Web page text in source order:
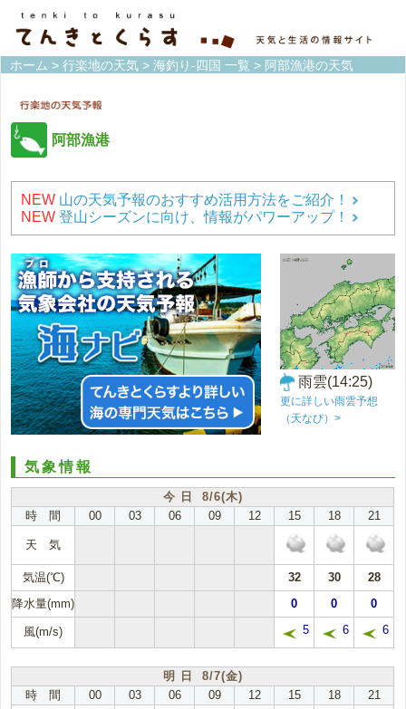
ホーム > 行楽地の天気 > 海釣り-四国 一覧 > 阿部漁港の天気
阿部漁港
NEW 山の天気予報のおすすめ活用方法をご紹介！
NEW 登山シーズンに向け、情報がパワーアップ！
雨雲(14:25)
更に詳しい雨雲予想
（天なび）>
気象情報
今 日 8/6(木)
時 間
00 03 06 09 12 15 18 21
天 気
気温(℃) 32 30
28
降水量(mm)
0 0 0
風(m/s) 5 6 6
明 日 8/7(金)
時 間
00 03 06 09 12 15 18 21